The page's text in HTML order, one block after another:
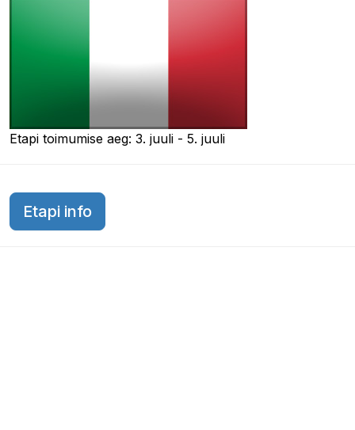
Etapi toimumise aeg: 3. juuli - 5. juuli
Etapi info